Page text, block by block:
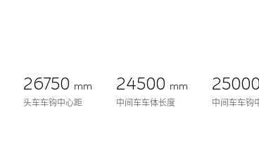
26750 mm
头车车钩中心距
24500 mm
中间车车体长度
25000
中间车车钩